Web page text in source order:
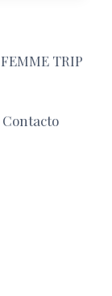
FEMME TRIP
Contacto